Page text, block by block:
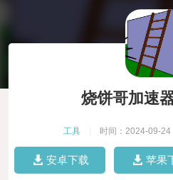
烧饼哥加速
工具 时间：2024-09-24
安卓下载 苹果